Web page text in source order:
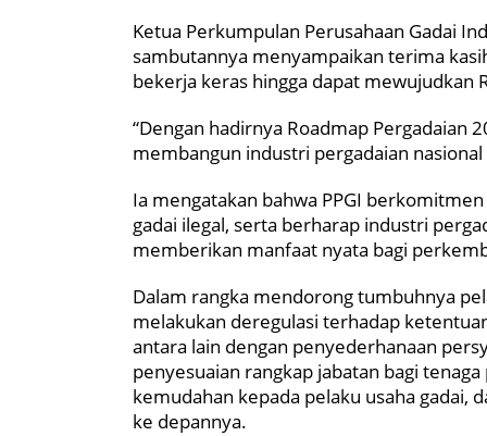
Ketua Perkumpulan Perusahaan Gadai
sambutannya menyampaikan terima
bekerja keras hingga dapat mewujudkan
“Dengan hadirnya Roadmap Pergadaian
membangun industri pergadaian
Ia mengatakan bahwa PPGI
gadai ilegal, serta berharap industri
memberikan manfaat nyata bagi
Dalam rangka mendorong tumbuhnya
melakukan deregulasi terhadap
antara lain dengan penyederhanaan
penyesuaian rangkap jabatan bagi
kemudahan kepada pelaku usaha
ke depannya.